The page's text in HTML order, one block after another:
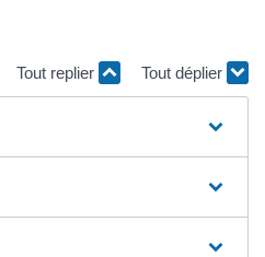
Tout replier Tout déplier